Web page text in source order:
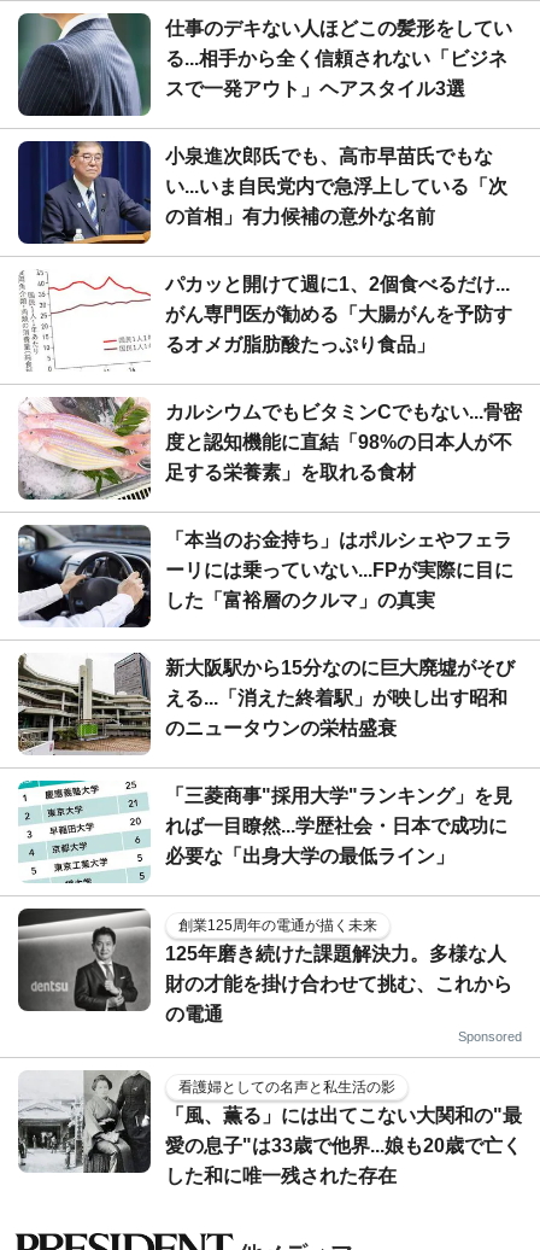
仕事のデキない人ほどこの髪形をしてい
る...相手から全く信頼されない「ビジネ
スで一発アウト」ヘアスタイル3選
小泉進次郎氏でも、高市早苗氏でもな
い...いま自民党内で急浮上している「次
の首相」有力候補の意外な名前
パカッと開けて週に1、2個食べるだけ...
がん専門医が勧める「大腸がんを予防す
るオメガ脂肪酸たっぷり食品」
カルシウムでもビタミンCでもない...骨密
度と認知機能に直結「98%の日本人が不
足する栄養素」を取れる食材
「本当のお金持ち」はポルシェやフェラ
ーリには乗っていない...FPが実際に目に
した「富裕層のクルマ」の真実
新大阪駅から15分なのに巨大廃墟がそび
える...「消えた終着駅」が映し出す昭和
のニュータウンの栄枯盛衰
「三菱商事"採用大学"ランキング」を見
れば一目瞭然...学歴社会・日本で成功に
必要な「出身大学の最低ライン」
創業125周年の電通が描く未来
125年磨き続けた課題解決力。多様な人
財の才能を掛け合わせて挑む、これから
の電通
Sponsored
看護婦としての名声と私生活の影
「風、薫る」には出てこない大関和の"最
愛の息子"は33歳で他界...娘も20歳で亡く
した和に唯一残された存在